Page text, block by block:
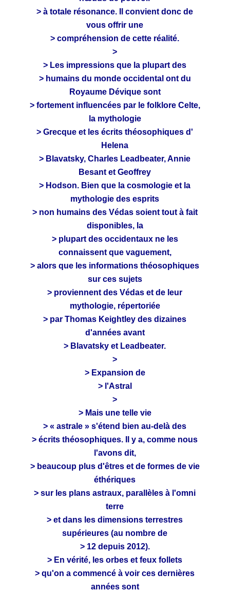
> à totale résonance. Il convient donc de
vous offrir une
> compréhension de cette réalité.
>
> Les impressions que la plupart des
> humains du monde occidental ont du
Royaume Dévique sont
> fortement influencées par le folklore Celte,
la mythologie
> Grecque et les écrits théosophiques d'
Helena
> Blavatsky, Charles Leadbeater, Annie
Besant et Geoffrey
> Hodson. Bien que la cosmologie et la
mythologie des esprits
> non humains des Védas soient tout à fait
disponibles, la
> plupart des occidentaux ne les
connaissent que vaguement,
> alors que les informations théosophiques
sur ces sujets
> proviennent des Védas et de leur
mythologie, répertoriée
> par Thomas Keightley des dizaines
d'années avant
> Blavatsky et Leadbeater.
>
> Expansion de
> l'Astral
>
> Mais une telle vie
> « astrale » s'étend bien au-delà des
> écrits théosophiques. Il y a, comme nous
l'avons dit,
> beaucoup plus d'êtres et de formes de vie
éthériques
> sur les plans astraux, parallèles à l'omni
terre
> et dans les dimensions terrestres
supérieures (au nombre de
> 12 depuis 2012).
> En vérité, les orbes et feux follets
> qu'on a commencé à voir ces dernières
années sont